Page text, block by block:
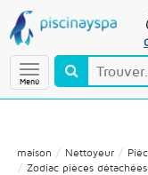
Menú
maison Nettoyeur
Zodiac pièces détachées